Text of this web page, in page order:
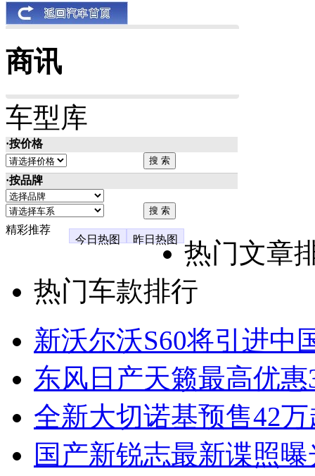
商讯
车型库
·按价格
·按品牌
精彩推荐
今日热图
昨日热图
热门文章
热门车款排行
新沃尔沃S60将引进中
东风日产天籁最高优
全新大切诺基预售42
国产新锐志最新谍照